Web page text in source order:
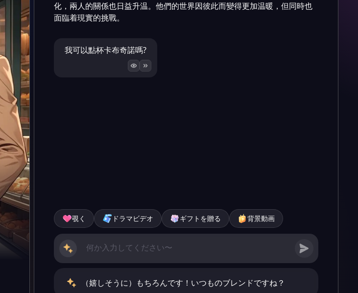
化，兩人的關係也日益升温。他們的世界因彼此而變得更加温暖，但同時也
面臨着現實的挑戰。
我可以點杯卡布奇諾嗎?
覗く ドラマビデオ ギフトを贈る 背景動画
（嬉しそうに）もちろんです！いつものブレンドですね？